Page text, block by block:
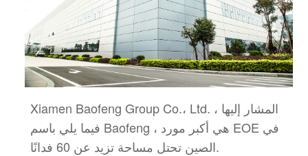
Xiamen Baofeng Group Co.، Ltd. ، المشار إليها
فيما يلي باسم Baofeng ، هي أكبر مورد EOE في
الصينتحتل مساحة تزيد عن 60 فدانًا.